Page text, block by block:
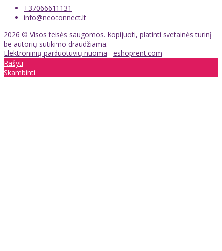
+37066611131
info@neoconnect.lt
2026 © Visos teisės saugomos. Kopijuoti, platinti svetainės turinį
be autorių sutikimo draudžiama.
Elektroninių parduotuvių nuoma - eshoprent.com
Rašyti
Skambinti